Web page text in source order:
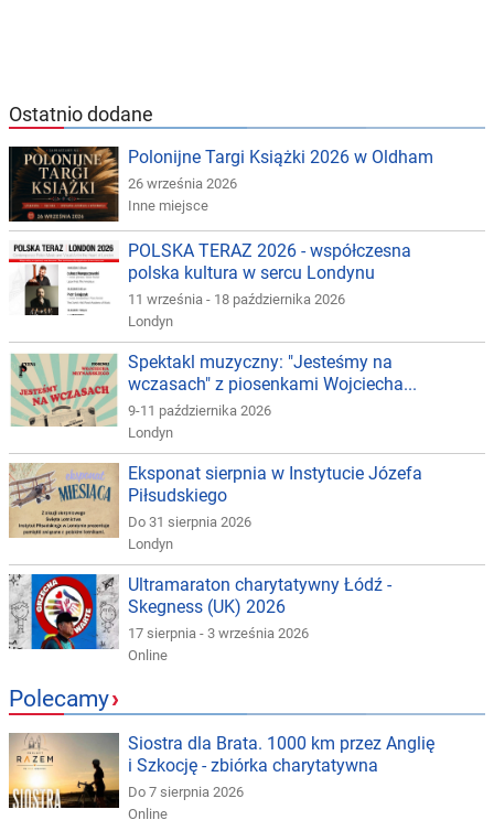
Ostatnio dodane
Polonijne Targi Książki 2026 w Oldham
26 września 2026
Inne miejsce
POLSKA TERAZ 2026 - współczesna
polska kultura w sercu Londynu
11 września - 18 października 2026
Londyn
Spektakl muzyczny: "Jesteśmy na
wczasach" z piosenkami Wojciecha...
9-11 października 2026
Londyn
Eksponat sierpnia w Instytucie Józefa
Piłsudskiego
Do 31 sierpnia 2026
Londyn
Ultramaraton charytatywny Łódź -
Skegness (UK) 2026
17 sierpnia - 3 września 2026
Online
Polecamy›
Siostra dla Brata. 1000 km przez Anglię
i Szkocję - zbiórka charytatywna
Do 7 sierpnia 2026
Online